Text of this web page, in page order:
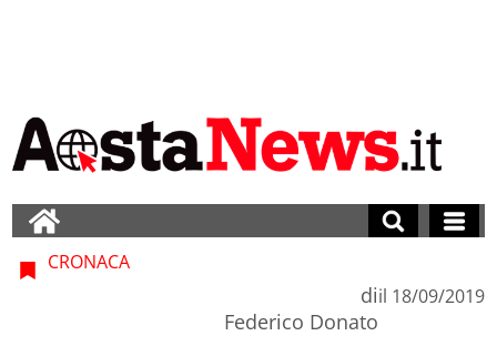
CRONACA
di
Federico Donato
il 18/09/2019